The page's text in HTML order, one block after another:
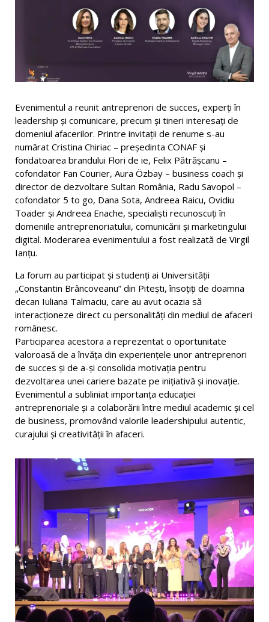
Evenimentul a reunit antreprenori de succes, experți în
leadership și comunicare, precum și tineri interesați de
domeniul afacerilor. Printre invitații de renume s-au
numărat Cristina Chiriac – președinta CONAF și
fondatoarea brandului Flori de ie, Felix Pătrășcanu –
cofondator Fan Courier, Aura Özbay – business coach și
director de dezvoltare Sultan România, Radu Savopol –
cofondator 5 to go, Dana Sota, Andreea Raicu, Ovidiu
Toader și Andreea Enache, specialiști recunoscuți în
domeniile antreprenoriatului, comunicării și marketingului
digital. Moderarea evenimentului a fost realizată de Virgil
Ianțu.
La forum au participat și studenți ai Universității
„Constantin Brâncoveanu” din Pitești, însoțiți de doamna
decan Iuliana Talmaciu, care au avut ocazia să
interacționeze direct cu personalități din mediul de afaceri
românesc.
Participarea acestora a reprezentat o oportunitate
valoroasă de a învăța din experiențele unor antreprenori
de succes și de a-și consolida motivația pentru
dezvoltarea unei cariere bazate pe inițiativă și inovație.
Evenimentul a subliniat importanța educației
antreprenoriale și a colaborării între mediul academic și cel
de business, promovând valorile leadershipului autentic,
curajului și creativității în afaceri.